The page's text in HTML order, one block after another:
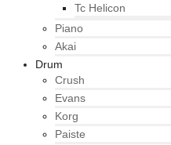
Tc Helicon
Piano
Akai
Drum
Crush
Evans
Korg
Paiste